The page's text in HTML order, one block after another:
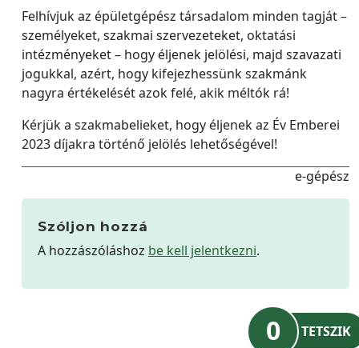
Felhívjuk az épületgépész társadalom minden tagját –
személyeket, szakmai szervezeteket, oktatási
intézményeket – hogy éljenek jelölési, majd szavazati
jogukkal, azért, hogy kifejezhessünk szakmánk
nagyra értékelését azok felé, akik méltók rá!
Kérjük a szakmabelieket, hogy éljenek az Év Emberei
2023 díjakra történő jelölés lehetőségével!
e-gépész
Szóljon hozzá
A hozzászóláshoz be kell jelentkezni.
0 TETSZIK